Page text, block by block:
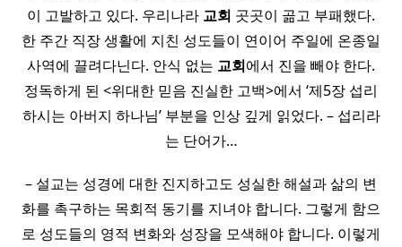
이 고발하고 있다. 우리나라 교회 곳곳이 곪고 부패했다.
한 주간 직장 생활에 지친 성도들이 연이어 주일에 온종일
사역에 끌려다닌다. 안식 없는 교회에서 진을 빼야 한다.
정독하게 된 <위대한 믿음 진실한 고백>에서 ‘제5장 섭리
하시는 아버지 하나님’ 부분을 인상 깊게 읽었다. – 섭리라
는 단어가…
– 설교는 성경에 대한 진지하고도 성실한 해설과 삶의 변
화를 촉구하는 목회적 동기를 지녀야 합니다. 그렇게 함으
로 성도들의 영적 변화와 성장을 모색해야 합니다. 이렇게